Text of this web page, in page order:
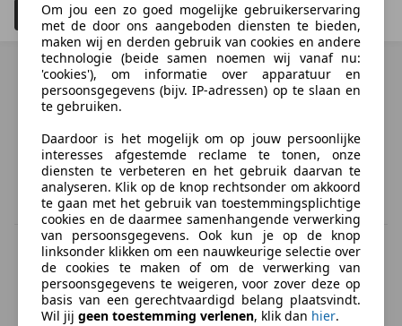
Filteren 4 Schadeauto's tonen
Ontdek vergelijkbare voertuigen
Niet precies je zoekopdracht, maar misschien wel de
perfecte match.
BTW verrekenbaar
Specificatie van de fabrikant voor nieuwe voertuigen. Afhankelijk van de
kilometerstand, het rijgedrag, de leeftijd van de batterij en het
laadgedrag, kan de radius van occasies aanzienlijk variëren.
Om jou een zo goed mogelijke gebruikerservaring
met de door ons aangeboden diensten te bieden,
maken wij en derden gebruik van cookies en andere
technologie (beide samen noemen wij vanaf nu:
'cookies'), om informatie over apparatuur en
persoonsgegevens (bijv. IP-adressen) op te slaan en
te gebruiken.
Daardoor is het mogelijk om op jouw persoonlijke
interesses afgestemde reclame te tonen, onze
diensten te verbeteren en het gebruik daarvan te
analyseren. Klik op de knop rechtsonder om akkoord
te gaan met het gebruik van toestemmingsplichtige
cookies en de daarmee samenhangende verwerking
van persoonsgegevens. Ook kun je op de knop
linksonder klikken om een nauwkeurige selectie over
de cookies te maken of om de verwerking van
persoonsgegevens te weigeren, voor zover deze op
basis van een gerechtvaardigd belang plaatsvindt.
Wil jij geen toestemming verlenen, klik dan hier.